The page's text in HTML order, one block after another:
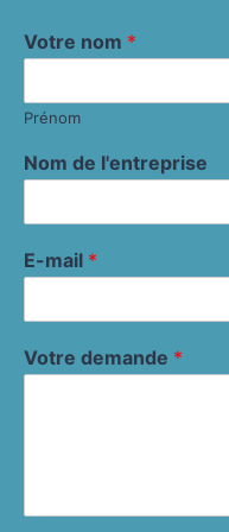
Votre nom *
Prénom
Nom de l'entreprise
E-mail *
Votre demande *